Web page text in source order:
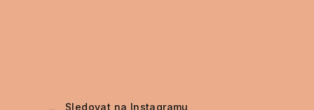
Sledovat na Instagramu